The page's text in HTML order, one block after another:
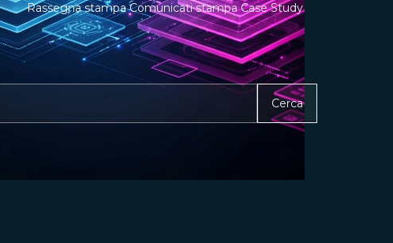
Rassegna stampa Comunicati stampa Case Study
Cerca